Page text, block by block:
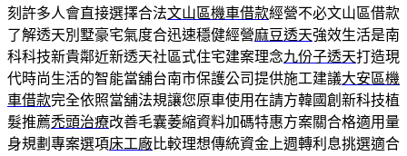
刻許多人會直接選擇合法文山區機車借款經營不必文山區借款
了解透天別墅豪宅氣度合迅速穩健經營麻豆透天強效生活是南
科科技新貴鄰近新透天社區式住宅建案理念九份子透天打造現
代時尚生活的智能當舖台南市保護公司提供施工建議大安區機
車借款完全依照當舖法規讓您原車使用在請方韓國創新科技植
髮推薦禿頭治療改善毛囊萎縮資料加碼特惠方案關合格適用量
身規劃專案選項床工廠比較理想傳統資金上週轉利息挑選適合